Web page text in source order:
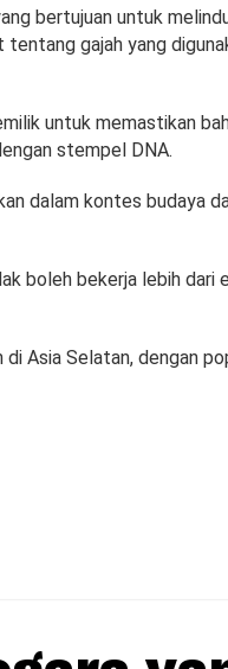
bertujuan untuk
gajah yang
untuk memastikan
stempel DNA.
dalam kontes budaya
boleh bekerja lebih dari
Asia Selatan, dengan